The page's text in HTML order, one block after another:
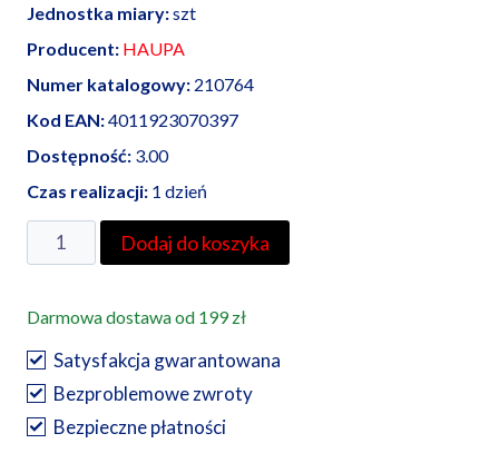
Jednostka miary:szt
Producent: HAUPA
Numer katalogowy: 210764
Kod EAN:4011923070397
Dostępność: 3.00
Czas realizacji: 1 dzień
ilość
Haupa
ręczna
do
końcówek
oczkowych
nie
Dodaj do koszyka
Darmowa dostawa od 199 zł
Satysfakcja gwarantowana
Bezproblemowe zwroty
Bezpieczne płatności